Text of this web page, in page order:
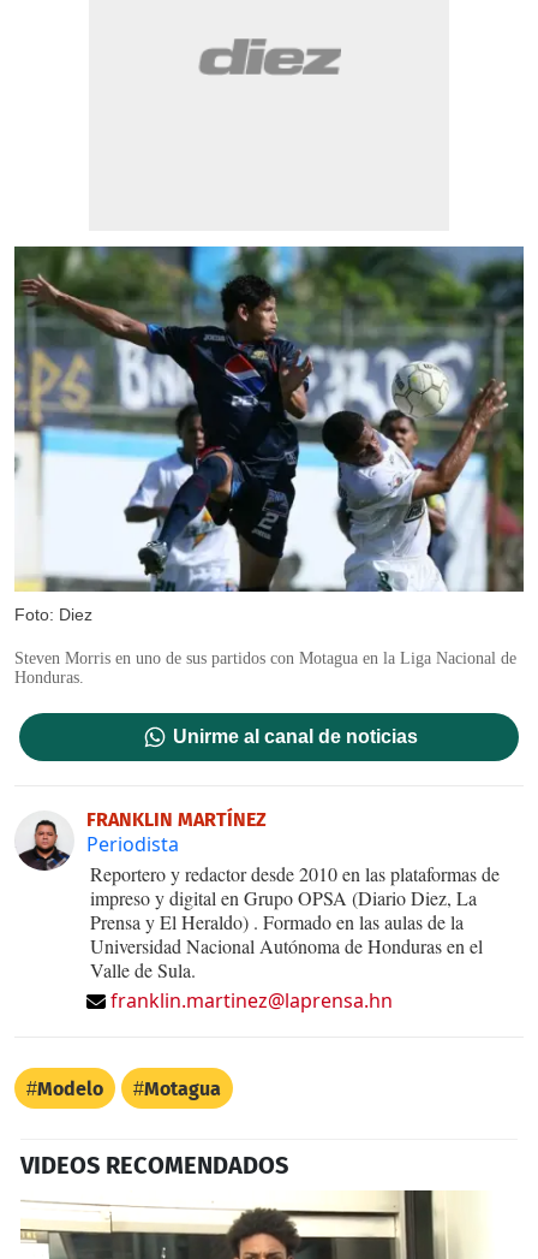
Foto: Diez
Steven Morris en uno de sus partidos con Motagua en la Liga Nacional de
Honduras.
Unirme al canal de noticias
FRANKLIN MARTÍNEZ
Periodista
Reportero y redactor desde 2010 en las plataformas de
impreso y digital en Grupo OPSA (Diario Diez, La
Prensa y El Heraldo) . Formado en las aulas de la
Universidad Nacional Autónoma de Honduras en el
Valle de Sula.
franklin.martinez@laprensa.hn
Modelo Motagua
VIDEOS RECOMENDADOS